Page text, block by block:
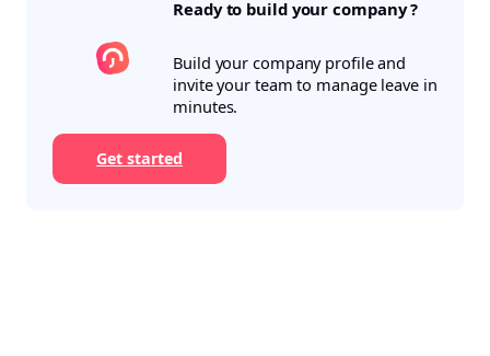
Ready to build your company ?
Build your company profile and
invite your team to manage leave in
minutes.
Get started